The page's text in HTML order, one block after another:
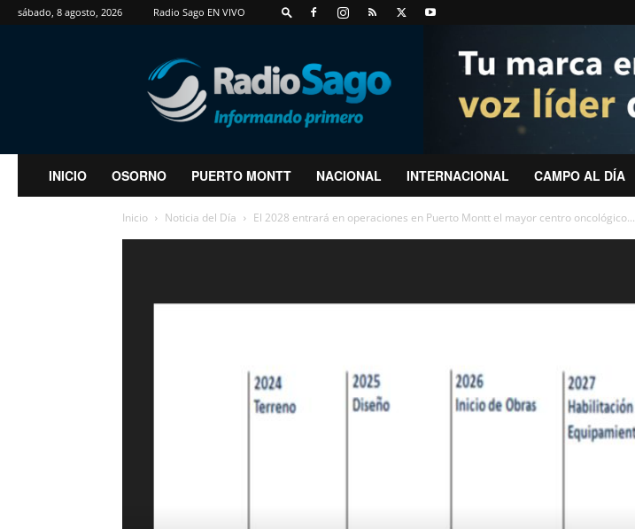
sábado, 8 agosto, 2026 Radio Sago EN VIVO
RadioSago
INICIO OSORNO PUERTO MONTT NACIONAL INTERNACIONAL CAMPO AL DÍA
Inicio Noticia del Día El 2028 entrará en operaciones en Puerto Montt el mayor centro oncológico...